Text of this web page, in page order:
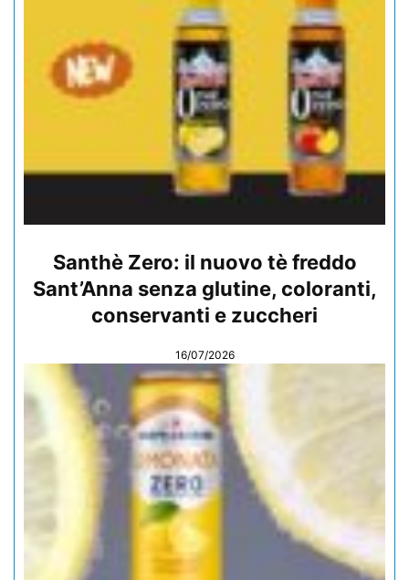
Santhè Zero: il nuovo tè freddo
Sant’Anna senza glutine, coloranti,
conservanti e zuccheri
16/07/2026